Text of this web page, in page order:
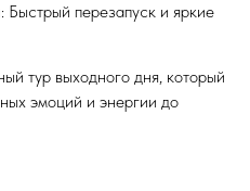
перезапуск и яркие
тур выходного дня, который
эмоций и энергии до